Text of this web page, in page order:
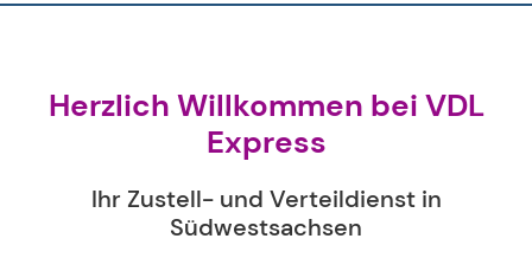
Herzlich Willkommen bei VDL
Express
Ihr Zustell- und Verteildienst in
Südwestsachsen